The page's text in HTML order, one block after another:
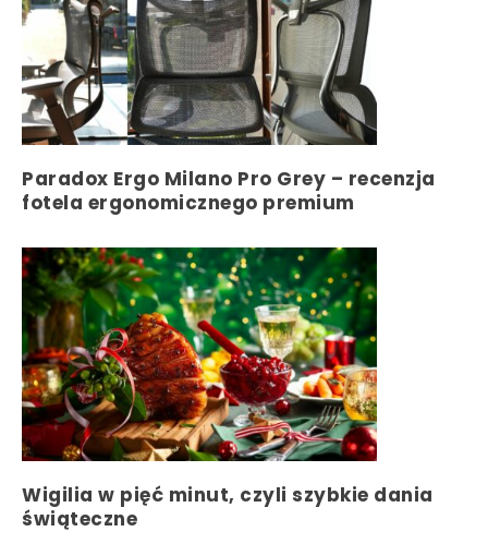
Paradox Ergo Milano Pro Grey – recenzja
fotela ergonomicznego premium
Wigilia w pięć minut, czyli szybkie dania
świąteczne